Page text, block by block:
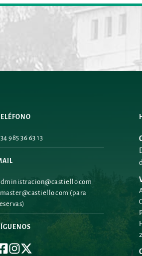
985 36 63 13
(para